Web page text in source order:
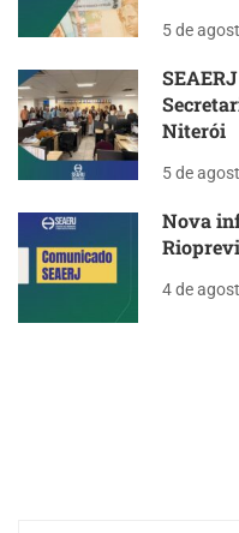
5 de
Niterói
5 de
Nova
4 de